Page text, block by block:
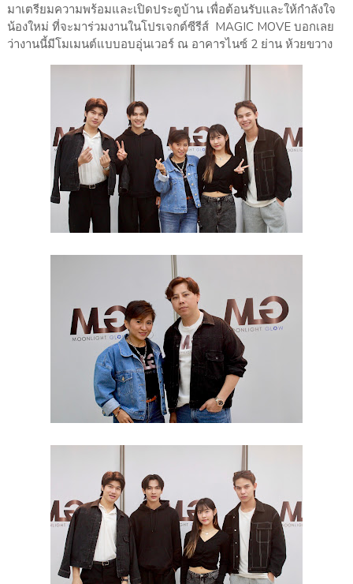
มาเตรียมความพร้อมและเปิดประตูบ้าน เพื่อต้อนรับและให้กำลังใจ
น้องใหม่ ที่จะมาร่วมงานในโปรเจกต์ซีรีส์ MAGIC MOVE บอกเลย
ว่างานนี้มีโมเมนต์แบบอบอุ่นเวอร์ ณ อาคารไนซ์ 2 ย่าน ห้วยขวาง